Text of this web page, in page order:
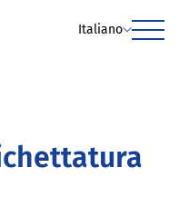
Italiano
Menu